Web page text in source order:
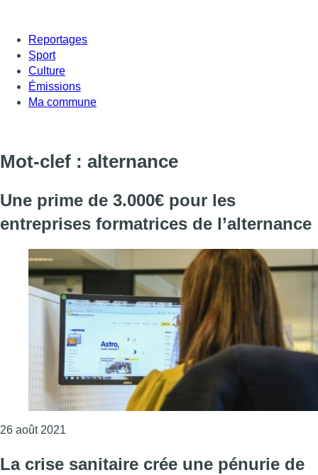
Reportages
Sport
Culture
Émissions
Ma commune
Mot-clef : alternance
Une prime de 3.000€ pour les
entreprises formatrices de l’alternance
26 août 2021
La crise sanitaire crée une pénurie de